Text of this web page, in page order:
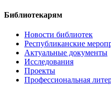
Библиотекарям
Новости библиотек
Республиканские
Актуальные документы
Исследования
Проекты
Профессиональная